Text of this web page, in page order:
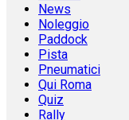
News
Noleggio
Paddock
Pista
Pneumatici
Qui Roma
Quiz
Rally